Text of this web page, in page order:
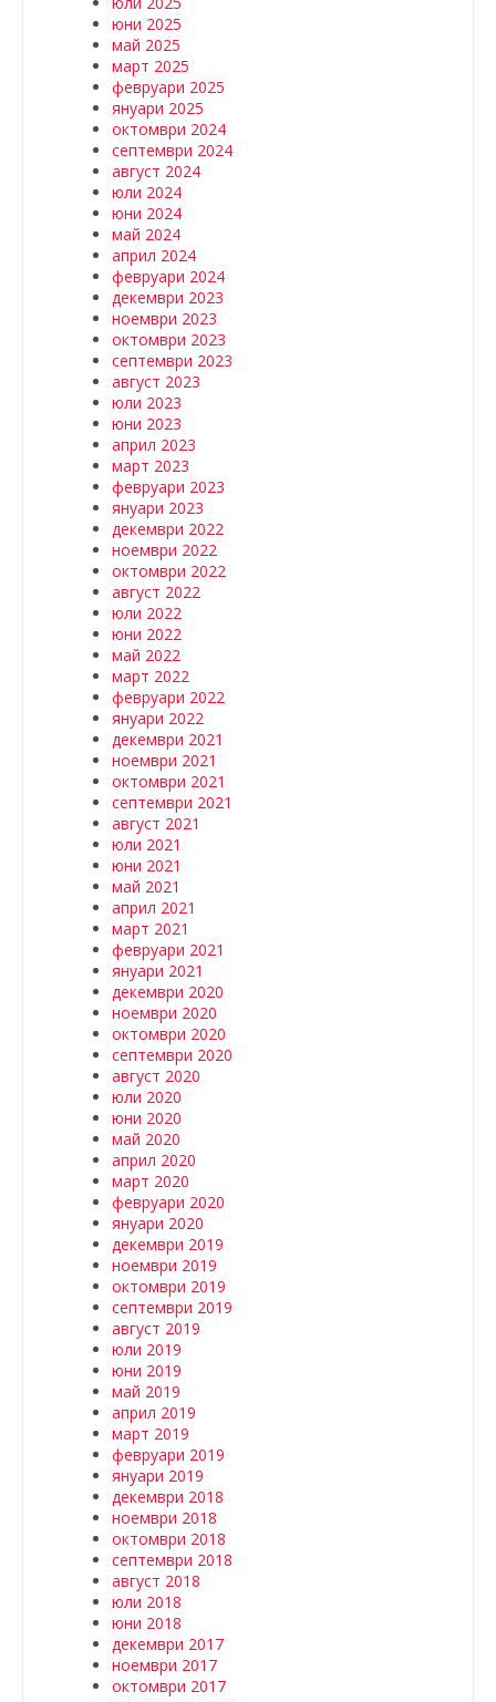
юни 2025
май 2025
март 2025
февруари 2025
януари 2025
октомври 2024
септември 2024
август 2024
юли 2024
юни 2024
май 2024
април 2024
февруари 2024
декември 2023
ноември 2023
октомври 2023
септември 2023
август 2023
юли 2023
юни 2023
април 2023
март 2023
февруари 2023
януари 2023
декември 2022
ноември 2022
октомври 2022
август 2022
юли 2022
юни 2022
май 2022
март 2022
февруари 2022
януари 2022
декември 2021
ноември 2021
октомври 2021
септември 2021
август 2021
юли 2021
юни 2021
май 2021
април 2021
март 2021
февруари 2021
януари 2021
декември 2020
ноември 2020
октомври 2020
септември 2020
август 2020
юли 2020
юни 2020
май 2020
април 2020
март 2020
февруари 2020
януари 2020
декември 2019
ноември 2019
октомври 2019
септември 2019
август 2019
юли 2019
юни 2019
май 2019
април 2019
март 2019
февруари 2019
януари 2019
декември 2018
ноември 2018
октомври 2018
септември 2018
август 2018
юли 2018
юни 2018
декември 2017
ноември 2017
октомври 2017